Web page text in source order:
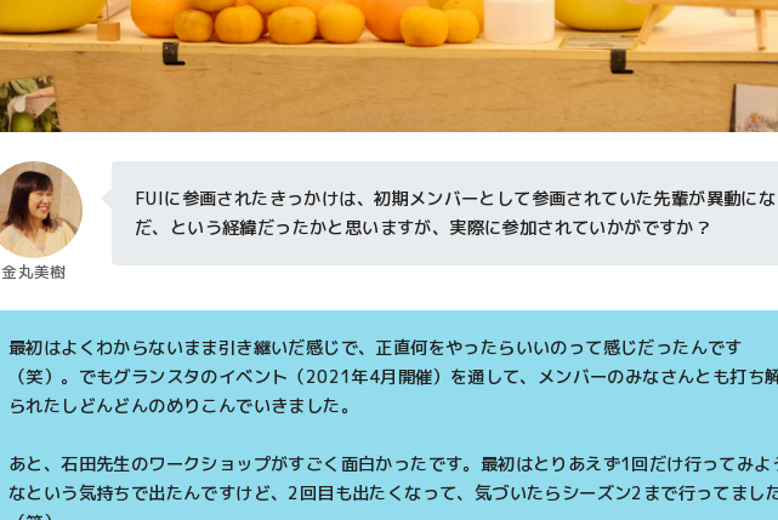
金丸美樹
FUIに参画されたきっかけは、初期メンバーとして参画されていた先輩が異動に
だ、という経緯だったかと思いますが、実際に参加されていかがですか？
最初はよくわからないまま引き継いだ感じで、正直何をやったらいいのって感じだったんです
（笑）。でもグランスタのイベント（2021年4月開催）を通して、メンバーのみなさんとも打ち
られたしどんどんのめりこんでいきました。
あと、石田先生のワークショップがすごく面白かったです。最初はとりあえず1回だけ行ってみよ
なという気持ちで出たんですけど、2回目も出たくなって、気づいたらシーズン2まで行ってまし